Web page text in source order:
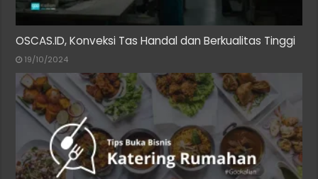
OSCAS.ID, Konveksi Tas Handal dan Berkualitas Tinggi
19/10/2024